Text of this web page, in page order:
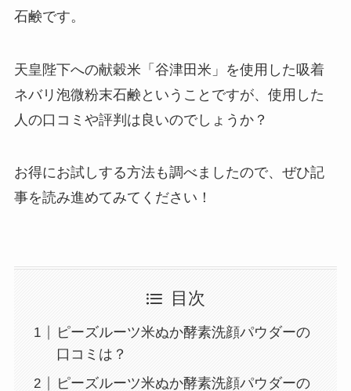
石鹸です。
天皇陛下への献穀米「谷津田米」を使用した吸着
ネバリ泡微粉末石鹸ということですが、使用した
人の口コミや評判は良いのでしょうか？
お得にお試しする方法も調べましたので、ぜひ記
事を読み進めてみてください！
目次
ピーズルーツ米ぬか酵素洗顔パウダーの
口コミは？
ピーズルーツ米ぬか酵素洗顔パウダーの